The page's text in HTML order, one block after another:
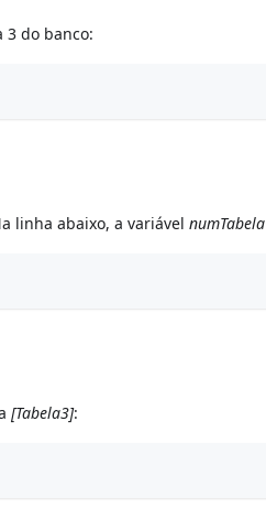
3 do banco:
linha abaixo, a variávelnumTabela
[Tabela3]: